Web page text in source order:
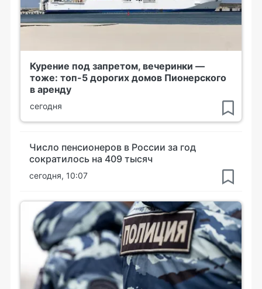
Курение под запретом, вечеринки —
тоже: топ-5 дорогих домов Пионерского
в аренду
сегодня
Число пенсионеров в России за год
сократилось на 409 тысяч
сегодня, 10:07